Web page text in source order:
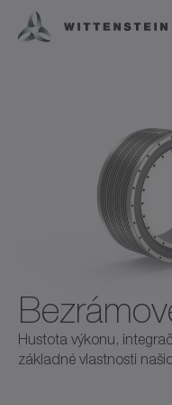
Hustota výkonu,
základné vlastnosti